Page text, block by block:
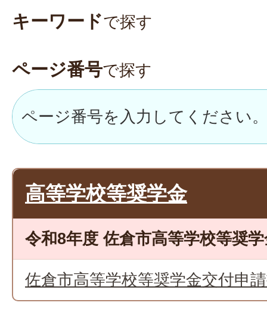
キーワードで探す
ページ番号で探す
高等学校等奨学金
令和8年度 佐倉市高等学校等奨
佐倉市高等学校等奨学金交付申